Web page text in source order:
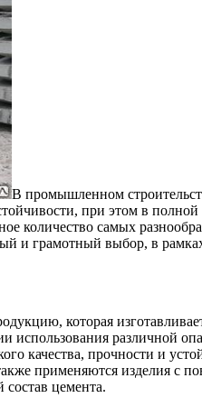
В промышленном
при этом в
количество самых
и грамотный выбор, в
которая
использования
качества, прочности и
применяются изделия
цемента.